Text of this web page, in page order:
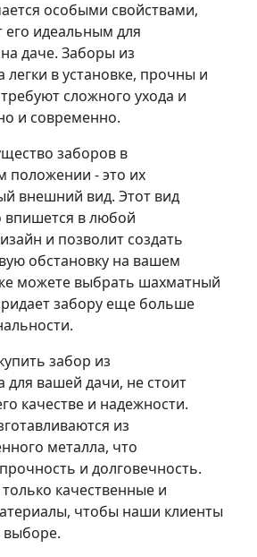
особыми свойствами,
его идеальным для
даче. Заборы из
легки в установке, прочны и
сложного ухода и
и современно.
заборов в
положении - это их
внешний вид. Этот вид
впишется в любой
и позволит создать
обстановку на вашем
можете выбрать шахматный
забору еще больше
забор из
для вашей дачи, не стоит
качестве и надежности.
из
металла, что
и долговечность.
качественные и
чтобы наши клиенты